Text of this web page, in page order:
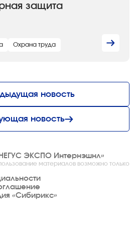
защита
Охрана труда
новость
новость
ЭКСПО Интернэшнл»
материалов возможно только
«Сибирикс»